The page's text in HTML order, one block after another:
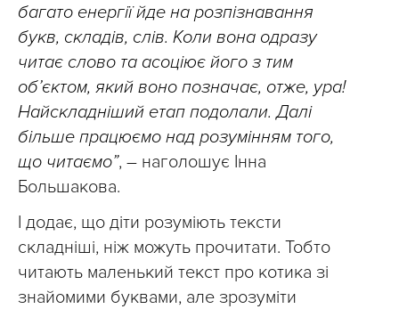
багато енергії йде на розпізнавання
букв, складів, слів. Коли вона одразу
читає слово та асоціює його з тим
об’єктом, який воно позначає, отже, ура!
Найскладніший етап подолали. Далі
більше працюємо над розумінням того,
що читаємо”, – наголошує Інна
Большакова.
І додає, що діти розуміють тексти
складніші, ніж можуть прочитати. Тобто
читають маленький текст про котика зі
знайомими буквами, але зрозуміти